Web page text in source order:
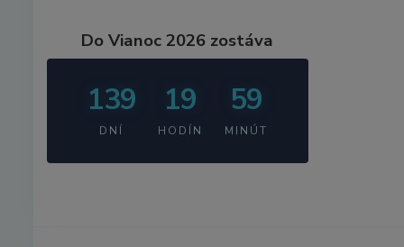
Do Vianoc 2026 zostáva
139
DNÍ
19
HODÍN
59
MINÚT